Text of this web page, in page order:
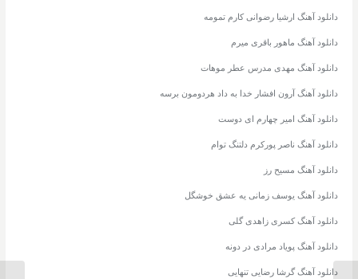
دانلود آهنگ ارشیا رضوانی کارم تمومه
دانلود آهنگ ماهور باقری میرم
دانلود آهنگ مهدی مدرس عطر موهات
دانلود آهنگ آرون افشار خدا به داد هردومون برسه
دانلود آهنگ امیر چهارم ای دوست
دانلود آهنگ ناصر پورکرم دلتنگ توام
دانلود آهنگ مسیح رز
دانلود آهنگ یوسف زمانی یه عشق خوشگل
دانلود آهنگ کسری زاهدی گلی
دانلود آهنگ پویاد مرادی در دونه
دانلود آهنگ گرشا رضایی تنهایی